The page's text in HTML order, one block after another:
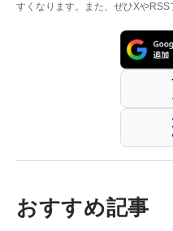
すくなります。また、ぜひXやRSS
おすすめ記事